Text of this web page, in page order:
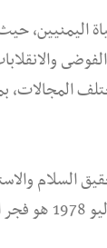
تحول تاريخية في
المجالات،
السلام
والانتخابات